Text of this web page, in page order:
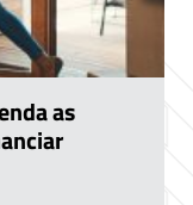
as